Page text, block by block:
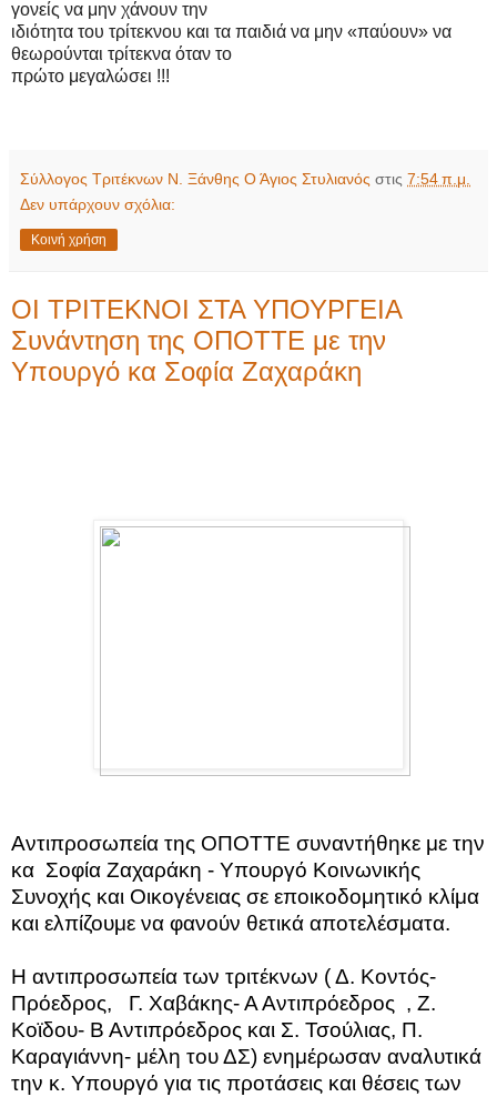
γονείς να μην χάνουν την
ιδιότητα του τρίτεκνου και τα παιδιά να μην «παύουν» να
θεωρούνται τρίτεκνα όταν το
πρώτο μεγαλώσει !!!
Σύλλογος Τριτέκνων Ν. Ξάνθης Ο Άγιος Στυλιανός στις 7:54 π.μ.
Δεν υπάρχουν σχόλια:
Κοινή χρήση
ΟΙ ΤΡΙΤΕΚΝΟΙ ΣΤΑ ΥΠΟΥΡΓΕΙΑ
Συνάντηση της ΟΠΟΤΤΕ με την
Υπουργό κα Σοφία Ζαχαράκη
Αντιπροσωπεία της ΟΠΟΤΤΕ συναντήθηκε με την
κα Σοφία Ζαχαράκη - Υπουργό Κοινωνικής
Συνοχής και Οικογένειας σε εποικοδομητικό κλίμα
και ελπίζουμε να φανούν θετικά αποτελέσματα.
Η αντιπροσωπεία των τριτέκνων ( Δ. Κοντός-
Πρόεδρος,
Γ. Χαβάκης- Α Αντιπρόεδρος , Ζ.
Κοϊδου- Β Αντιπρόεδρος και Σ. Τσούλιας, Π.
Καραγιάννη- μέλη του ΔΣ) ενημέρωσαν αναλυτικά
την κ. Υπουργό για τις προτάσεις και θέσεις των